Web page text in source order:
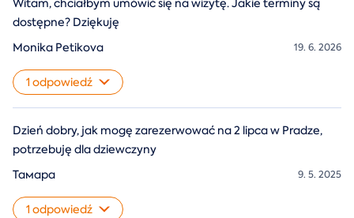
Witam, chciałbym umówić się na wizytę. Jakie terminy są
dostępne? Dziękuję
19. 6. 2026
Monika Petikova
1 odpowiedź
Dzień dobry, jak mogę zarezerwować na 2 lipca w Pradze,
potrzebuję dla dziewczyny
9. 5. 2025
Тамара
1 odpowiedź